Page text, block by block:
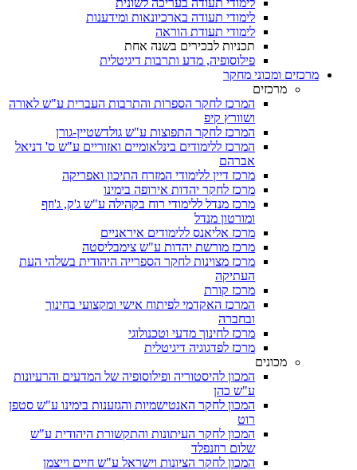
לימודי תעודה בעריכה לשונית
לימודי תעודה בארכיונאות ומידענות
לימודי תעודת הוראה
תכניות לבכירים בשנה אחת
פילוסופיה, מדע ותרבות דיגיטלית
מרכזים ומכוני מחקר
מרכזים
המרכז לחקר הספרות והתרבות העברית ע"ש לאורה
ושוורץ קיפ
המרכז לחקר התפוצות ע"ש גולדשטיין-גורן
המרכז ללימודים בינלאומיים ואזוריים ע"ש ס' דניאל
אברהם
מרכז דיין ללימודי המזרח התיכון ואפריקה
מרכז לחקר יהדות אירופה בימינו
מרכז מנדל ללימודי רוח בקהילה ע"ש ג'ק, ג'וזף
ומורטון מנדל
מרכז אליאנס ללימודים איראניים
מרכז מורשת יהדות ע"ש צימבליסטה
מרכז מצוינות לחקר הספרייה היהודית בשלהי העת
העתיקה
מרכז קורת
המרכז האקדמי לפיתוח אישי ומקצועי בחינוך
ובחברה
מרכז לחינוך מדעי וטכנולוגי
מרכז לפדגוגיה דיגיטלית
מכונים
המכון להיסטוריה ופילוסופיה של המדעים והרעיונות
ע"ש כהן
המכון לחקר האנטישמיות והגזענות בימינו ע"ש סטפן
רוט
המכון לחקר העיתונות והתקשורת היהודית ע"ש
שלום רוזנפלד
המכון לחקר הציונות וישראל ע"ש חיים וייצמן